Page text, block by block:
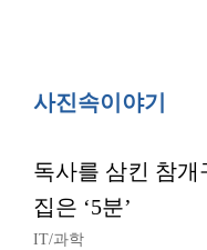
사진속이야기
독사를 삼킨 참
집은 ‘5분’
IT/과학